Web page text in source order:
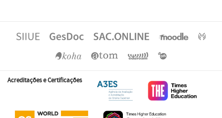
Acreditações e Certificações